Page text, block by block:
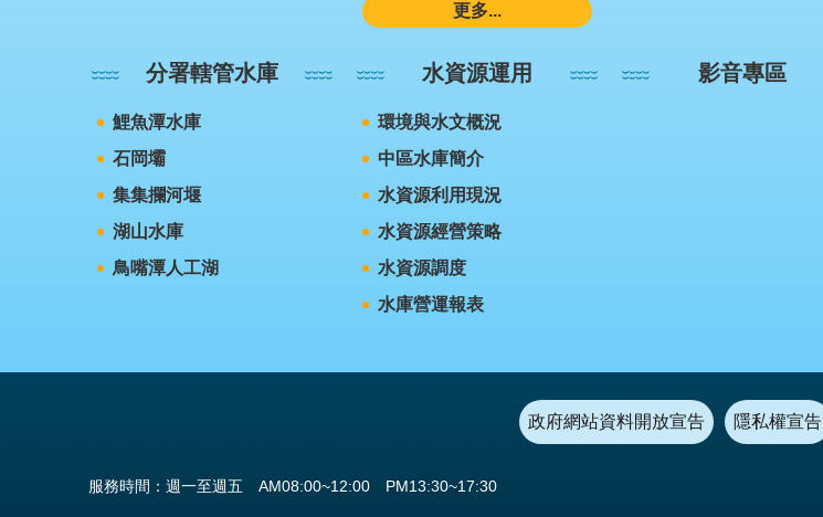
更多...
分署轄管水庫
鯉魚潭水庫
石岡壩
集集攔河堰
湖山水庫
鳥嘴潭人工湖
水資源運用
環境與水文概況
中區水庫簡介
水資源利用現況
水資源經營策略
水資源調度
水庫營運報表
影音專區
政府網站資料開放宣告 隱私權宣告
服務時間：週一至週五 AM08:00~12:00 PM13:30~17:30